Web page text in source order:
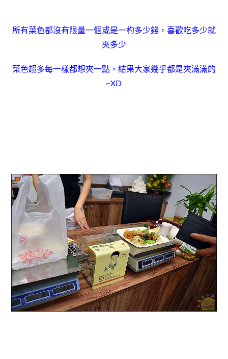
所有菜色都沒有限量一個或是一杓多少錢，喜歡吃多少就
夾多少
菜色超多每一樣都想夾一點，結果大家幾乎都是夾滿滿的
~XD